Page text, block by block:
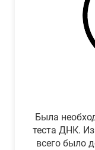
Была
теста ДНК.
всего было